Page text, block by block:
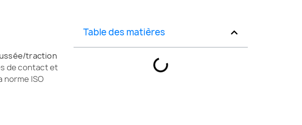
traction
de contact et
ISO
Table des matières